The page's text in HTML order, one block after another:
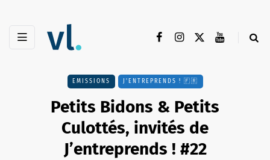
EMISSIONS J'ENTREPRENDS ! 🇫🇷
Petits Bidons & Petits
Culottés, invités de
J’entreprends ! #22